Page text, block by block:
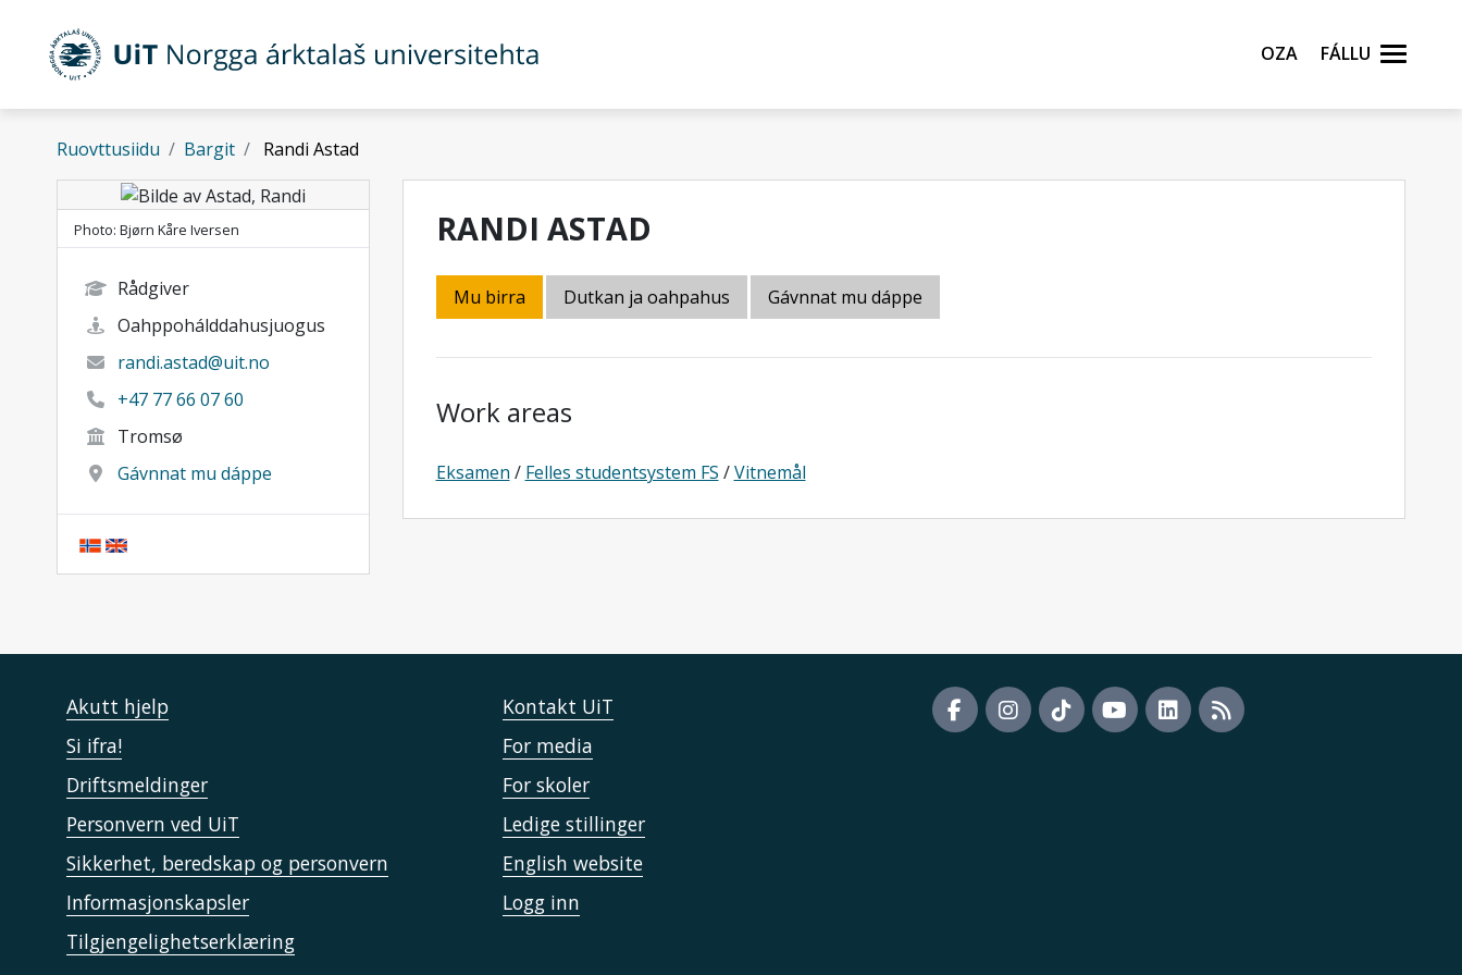
Gå til hovedinnhold
Oza
Fállu
Ruovttusiidu Bargit Randi Astad
Photo: Bjørn Kåre Iversen
Rådgiver
Oahppohálddahusjuogus
randi.astad@uit.no
+47 77 66 07 60
Tromsø
Gávnnat mu dáppe
RANDI ASTAD
Mu birra Dutkan ja oahpahus Gávnnat mu dáppe
Work areas
Eksamen / Felles studentsystem FS /Vitnemål
Akutt hjelp
Si ifra!
Driftsmeldinger
Personvern ved UiT
Sikkerhet, beredskap og personvern
Informasjonskapsler
Tilgjengelighetserklæring
Kontakt UiT
For media
For skoler
Ledige stillinger
English website
Logg inn